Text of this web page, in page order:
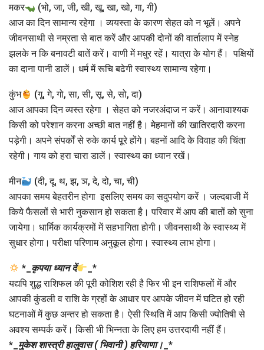
मकर
(भो, जा, जी, खी, खू, खा, खो, गा, गी)
आज का दिन सामान्य रहेगा । व्ययस्ता के कारण सेहत को न भूलें। अपने
जीवनसाथी से नम्रता से बात करें और आपकी दोनों की वार्तालाप में स्नेह
झलके न कि बनावटी बातें करें। वाणी में मधुर रहें। यात्रा के योग हैं। पक्षियों
का दाना पानी डालें। धर्म में रूचि बढेगी स्वास्थ्य सामान्य रहेगा।
कुंभ
(गू, गे, गो, सा, सी, सू, से, सो, दा)
आज आपका दिन व्यस्त रहेगा । सेहत को नजरअंदाज न करें। आनावाश्यक
किसी को परेशान करना अच्छी बात नहीं है। मेहमानों की खातिरदारी करना
पड़ेगी। अपने संपर्कों से रुके कार्य पूरे होंगे। बहनों आदि के विवाह की चिंता
रहेगी। गाय को हरा चारा डालें। स्वास्थ्य का ध्यान रखें।
मीन
(दी, दू, थ, झ, ञ, दे, दो, चा, ची)
आपका समय बेहतरीन होगा इसलिए समय का सदुपयोग करें । जल्दबाजी में
किये फैसलों से भारी नुकसान हो सकता है। परिवार में आप की बातों को सुना
जायेगा। धार्मिक कार्यक्रमों में सहभागिता होगी। जीवनसाथी के स्वास्थ्य में
सुधार होगा। परीक्षा परिणाम अनुकूल होगा। स्वास्थ्य लाभ होगा।
* कृपया ध्यान दें _*
यद्यपि शुद्ध राशिफल की पूरी कोशिश रही है फिर भी इन राशिफलों में और
आपकी कुंडली व राशि के ग्रहों के आधार पर आपके जीवन में घटित हो रही
घटनाओं में कुछ अन्तर हो सकता है। ऐसी स्थिति में आप किसी ज्योतिषी से
अवश्य सम्पर्क करें। किसी भी भिन्नता के लिए हम उत्तरदायी नहीं हैं।
* मुकेश शास्त्री हालुवास ( भिवानी ) हरियाणा। *